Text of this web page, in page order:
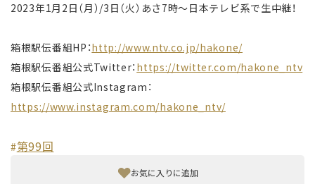
2023年1月2日（月）/3日（火）あさ7時〜日本テレビ系で生中継！
箱根駅伝番組HP：http://www.ntv.co.jp/hakone/
箱根駅伝番組公式Twitter： https://twitter.com/hakone_ntv
箱根駅伝番組公式Instagram：
https://www.instagram.com/hakone_ntv/
#第99回
お気に入りに追加